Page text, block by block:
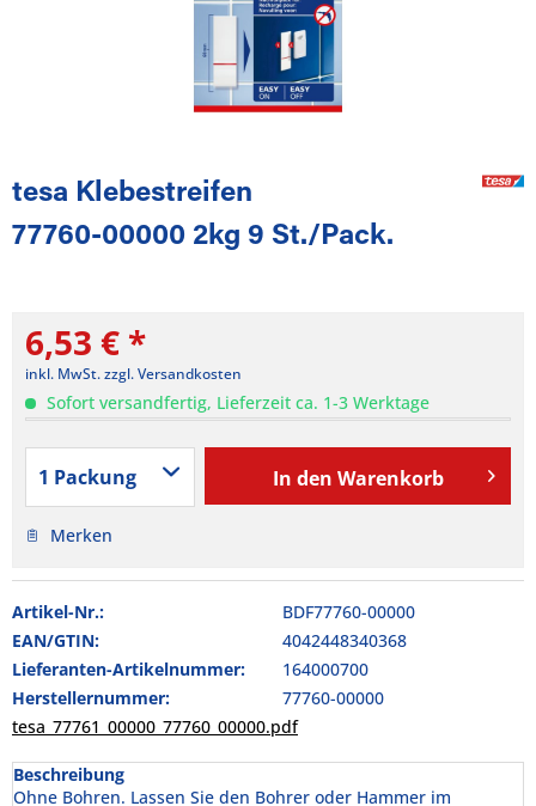
tesa Klebestreifen
77760-00000 2kg 9 St./Pack.
6,53 € *
inkl. MwSt.zzgl. Versandkosten
Sofort versandfertig, Lieferzeit ca. 1-3 Werktage
In den Warenkorb
Merken
Artikel-Nr.:
BDF77760-00000
EAN/GTIN:
4042448340368
Lieferanten-Artikelnummer:
164000700
Herstellernummer:
77760-00000
tesa_77761_00000_77760_00000.pdf
Beschreibung
Ohne Bohren. Lassen Sie den Bohrer oder Hammer im